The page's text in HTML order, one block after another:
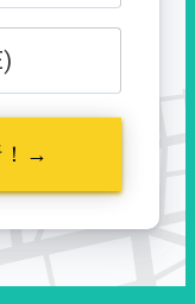
！→